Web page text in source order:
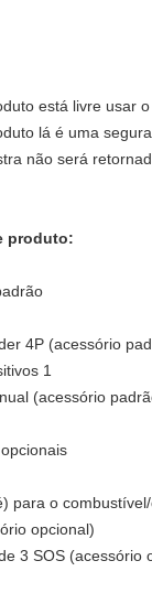
está livre usar
lá é uma
não será
produto:
4P (acessório
1
(acessório
para o
opcional)
3 SOS (acessório